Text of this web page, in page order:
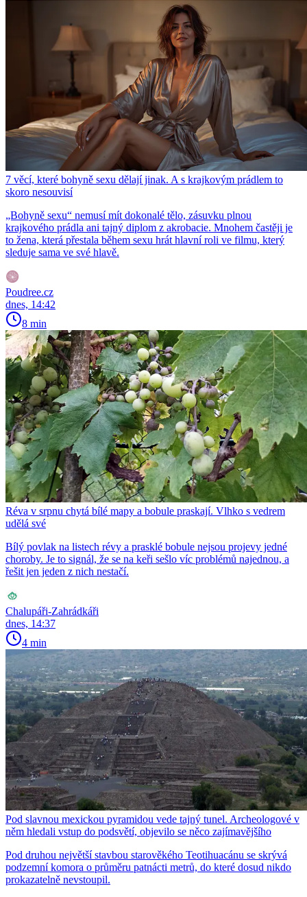
7 věcí, které bohyně sexu dělají jinak. A s krajkovým prádlem to
skoro nesouvisí
„Bohyně sexu“ nemusí mít dokonalé tělo, zásuvku plnou
krajkového prádla ani tajný diplom z akrobacie. Mnohem častěji je
to žena, která přestala během sexu hrát hlavní roli ve filmu, který
sleduje sama ve své hlavě.
Poudree.cz
dnes, 14:42
8 min
Réva v srpnu chytá bílé mapy a bobule praskají. Vlhko s vedrem
udělá své
Bílý povlak na listech révy a prasklé bobule nejsou projevy jedné
choroby. Je to signál, že se na keři sešlo víc problémů najednou, a
řešit jen jeden z nich nestačí.
Chalupáři-Zahrádkáři
dnes, 14:37
4 min
Pod slavnou mexickou pyramidou vede tajný tunel. Archeologové v
něm hledali vstup do podsvětí, objevilo se něco zajímavějšího
Pod druhou největší stavbou starověkého Teotihuacánu se skrývá
podzemní komora o průměru patnácti metrů, do které dosud nikdo
prokazatelně nevstoupil.